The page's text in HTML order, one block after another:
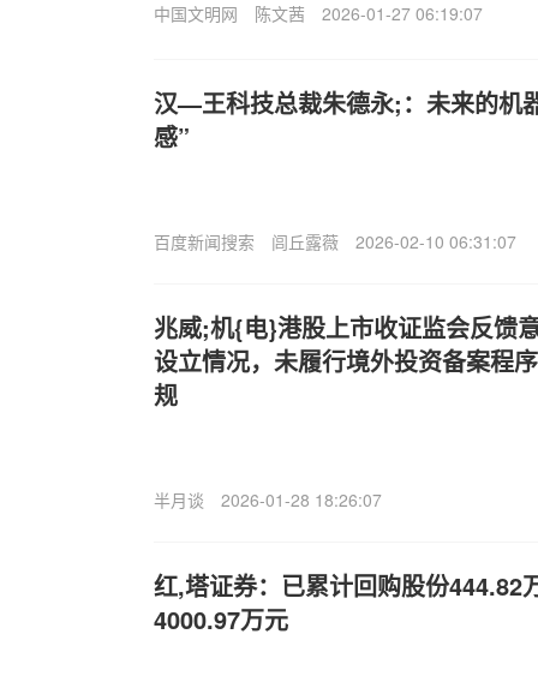
中国文明网 陈文茜 2026-01-27 06:19:07
汉—王科技总裁朱德永;：未来的机
感”
百度新闻搜索 闾丘露薇 2026-02-10 06:31:07
兆威;机{电}港股上市收证监会反馈
设立情况，未履行境外投资备案程
规
半月谈 2026-01-28 18:26:07
红,塔证券：已累计回购股份444.82
4000.97万元